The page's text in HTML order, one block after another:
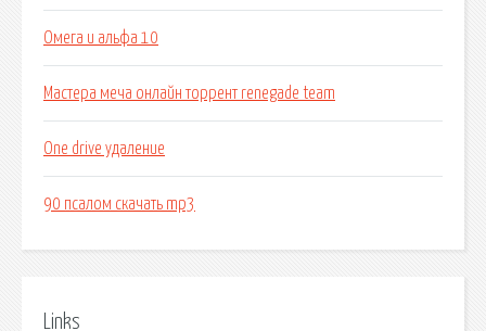
Омега и альфа 10
Мастера меча онлайн торрент renegade team
One drive удаление
90 псалом скачать mp3
Links